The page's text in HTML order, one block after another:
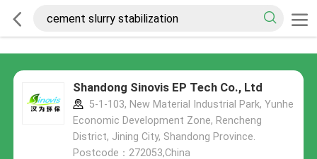
Shandong Sinovis EP Tech Co., Ltd
5-1-103, New Material Industrial Park, Yunhe
Economic Development Zone, Rencheng
District, Jining City, Shandong Province.
Postcode：272053,China